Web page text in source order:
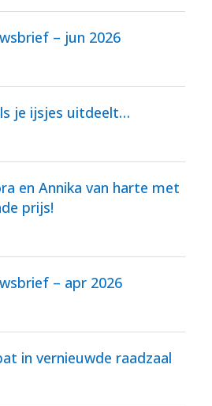
– jun 2026
je ijsjes uitdeelt…
en Annika van harte met
prijs!
– apr 2026
in vernieuwde raadzaal